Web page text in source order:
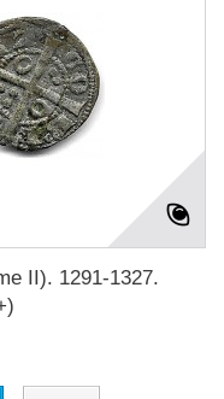
II). 1291-1327.